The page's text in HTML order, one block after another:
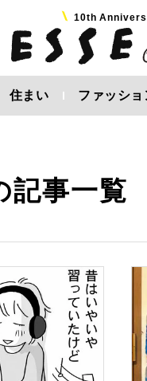
10th
住まい ファッショ
記事一覧